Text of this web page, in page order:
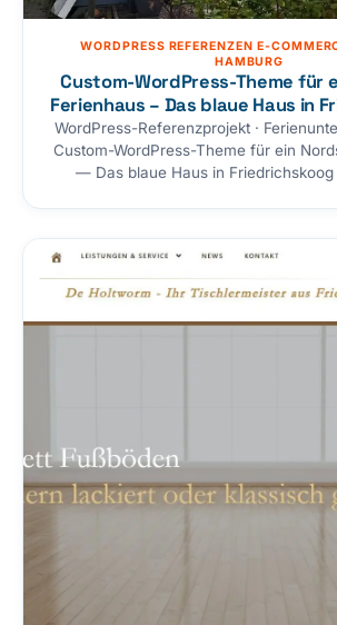
Custom-WordPress-Theme für
Ferienhaus – Das blaue Haus in
WORDPRESS REFERENZEN E-
HAMBURG
WordPress-Referenzprojekt ·
Custom-WordPress-Theme für ein
— Das blaue Haus in Friedrichskoog
WordPress-Theme ohne Page-
Framework, mit eigenem
Bildergalerie mit Lightbox, Live-Wetter-
Widgets (DWD & BSH), vollständiger
Schicht und einer ruhigen, maritimen